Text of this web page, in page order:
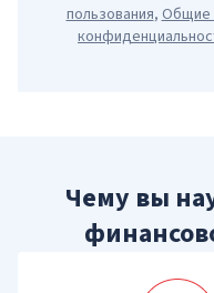
пользования,Общие
Чему вы